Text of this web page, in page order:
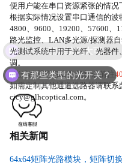
便用户能在串口资源紧张的情
根据实际情况设置串口通信的
4800、9600、19200、57600、
路光监控、LAN多光源/探测器
光测试系统中用于光纤、光器
调。
光选路器详细参数指标请前往
如需定制其他通道选路器请联系
cicy@glhcoptical.com。
相关新闻
64x64矩阵光路模块，矩阵切
光缆监测系统最大可以监测多少公里，是否支持项目投标？
有那些类型的光开关？